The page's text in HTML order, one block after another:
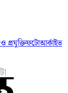
প্রযুক্তিফটোআর্কাইভ